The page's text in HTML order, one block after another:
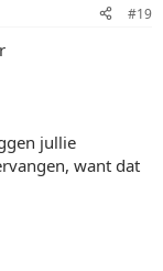
#19
jullie
want dat